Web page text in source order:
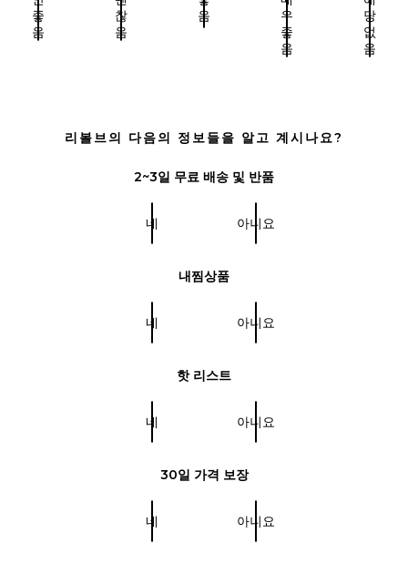
좋
음
찮
음
음
우
좋
음
당
없
음
리볼브의 다음의 정보들을 알고 계시나요?
2~3일 무료 배송 및 반품
네 아니요
내찜상품
네 아니요
핫 리스트
네 아니요
30일 가격 보장
네 아니요